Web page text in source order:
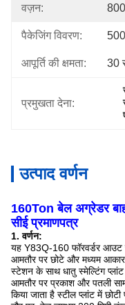
वज़न:
पैकेजिंग विवरण:
आपूर्ति की क्षमता: 30
प्रमुखता देना:
उत्पाद वर्णन
160Ton बेल अग्रेडर
सीई प्रमाणपत्र
1. वर्णन:
यह Y83Q-160 फॉरवर्डर
आमतौर पर छोटे और मध्यम आकार
स्टेशन के साथ धातु स्मेल्टिंग प्लांट
आमतौर पर प्रकाश और पतली
किया जाता है स्टील प्लांट में